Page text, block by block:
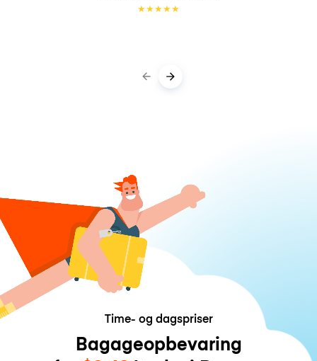
★★★★★
Time- og dagspriser
Bagageopbevaring